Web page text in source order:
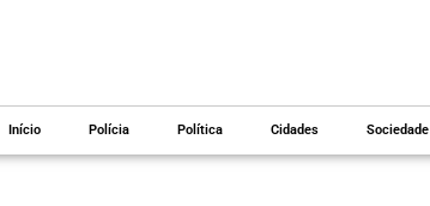
Início Polícia Política Cidades Sociedade